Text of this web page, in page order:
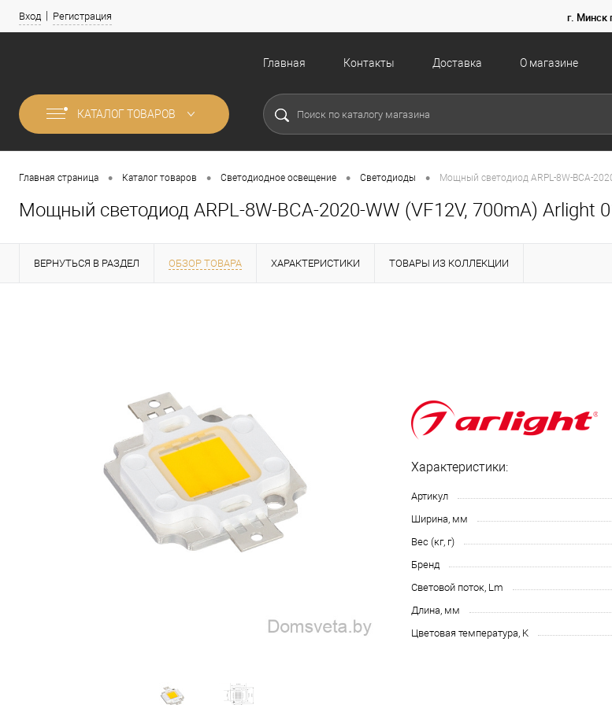
Вход Регистрация г. Минск
Главная Контакты Доставка О магазине
КАТАЛОГ ТОВАРОВ
Главная страница • Каталог товаров • Светодиодное освещение • Светодиоды • Мощный светодиод ARPL-8W-BCA-
Мощный светодиод ARPL-8W-BCA-2020-WW (VF12V, 700mA) Arlight
ВЕРНУТЬСЯ В РАЗДЕЛ ОБЗОР ТОВАРА ХАРАКТЕРИСТИКИ ТОВАРЫ ИЗ КОЛЛЕКЦИИ
Характеристики:
Артикул
Ширина, мм
Вес (кг, г)
Бренд
Световой поток, Lm
Длина, мм
Цветовая температура, K